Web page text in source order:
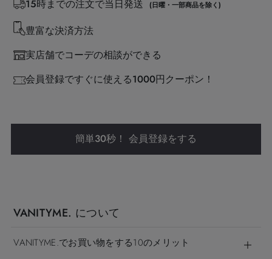
15時までの注文で当日発送
(日曜・一部商品を除く)
豊富な決済方法
実店舗でコーデの相談ができる
会員登録ですぐに使える1000円クーポン！
簡単30秒！ 会員登録をする
VANITYME. について
VANITYME.でお買い物をする10のメリット